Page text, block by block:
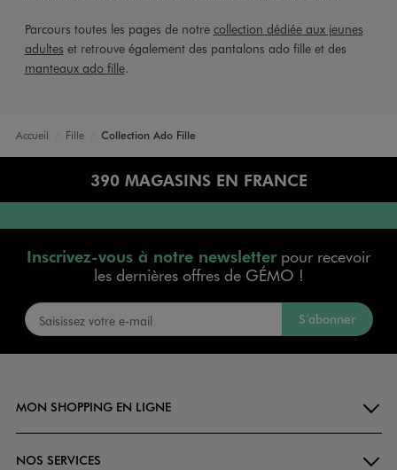
Parcours toutes les pages de notre collection dédiée aux jeunes
adultes et retrouve également des pantalons ado fille et des
manteaux ado fille.
Accueil Fille Collection Ado Fille
390 MAGASINS EN FRANCE
Inscrivez-vous à notre newsletterpour recevoir
les dernières offres de GÉMO !
S’abonner
MON SHOPPING EN LIGNE
NOS SERVICES